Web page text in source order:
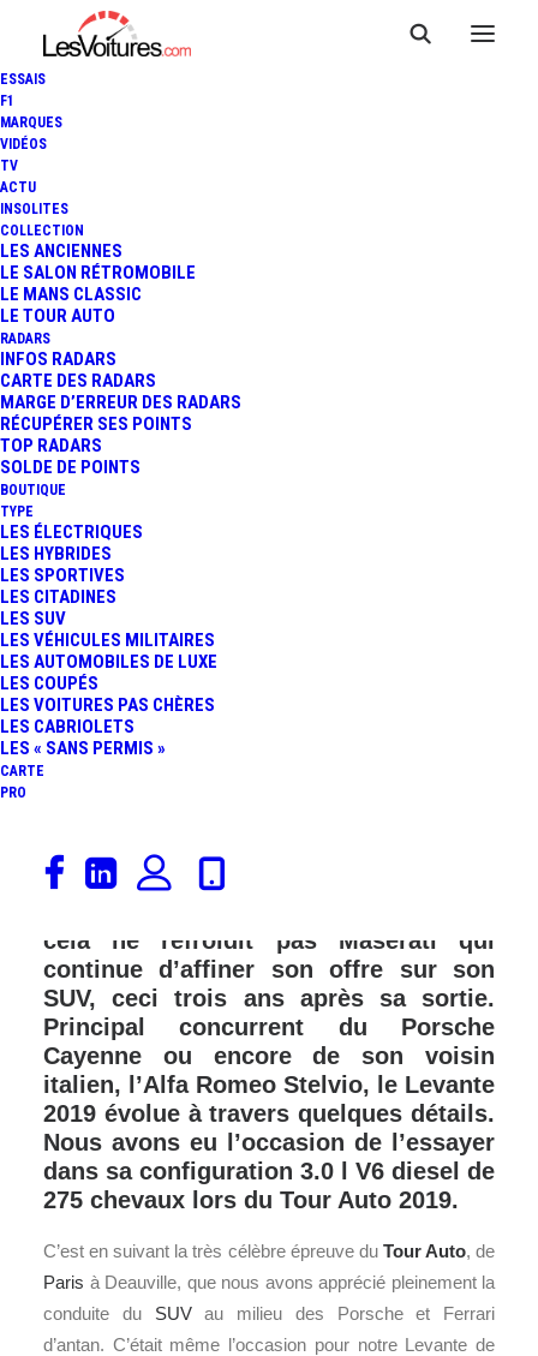
ESSAIS
F1
MARQUES
VIDÉOS
TV
ACTU
INSOLITES
COLLECTION
LES ANCIENNES
LE SALON RÉTROMOBILE
LE MANS CLASSIC
LE TOUR AUTO
RADARS
INFOS RADARS
CARTE DES RADARS
MARGE D’ERREUR DES RADARS
RÉCUPÉRER SES POINTS
TOP RADARS
SOLDE DE POINTS
BOUTIQUE
TYPE
LES ÉLECTRIQUES
LES HYBRIDES
LES SPORTIVES
LES CITADINES
LES SUV
LES VÉHICULES MILITAIRES
LES AUTOMOBILES DE LUXE
LES COUPÉS
LES VOITURES PAS CHÈRES
LES CABRIOLETS
LES « SANS PERMIS »
CARTE
PRO
MASERATI LEVANTE : L'ESSAI
"TOUR AUTO"
Le Maserati Levante se décline aussi
en diesel. Bien que le marché du diesel
cela ne refroidit pas Maserati qui
continue d’affiner son offre sur son
SUV, ceci trois ans après sa sortie.
Principal concurrent du Porsche
Cayenne ou encore de son voisin
italien, l’Alfa Romeo Stelvio, le Levante
2019 évolue à travers quelques détails.
Nous avons eu l’occasion de l’essayer
dans sa configuration 3.0 l V6 diesel de
275 chevaux lors du Tour Auto 2019.
C’est en suivant la très célèbre épreuve du Tour Auto, de
Paris à Deauville, que nous avons apprécié pleinement la
conduite du SUVau milieu des Porsche et Ferrari
d’antan. C’était même l’occasion pour notre Levante de